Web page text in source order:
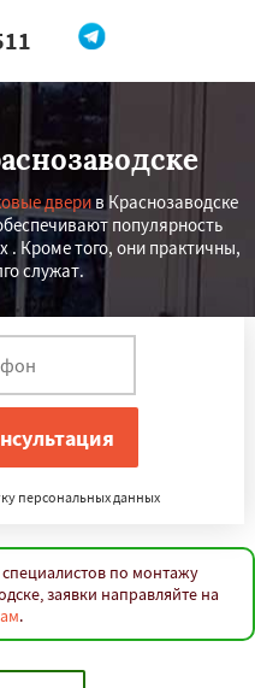
мне
двери в Краснозаводске
популярность
. Кроме того, они практичны,
служат.
персональных данных
по монтажу
заявки направляйте на
.